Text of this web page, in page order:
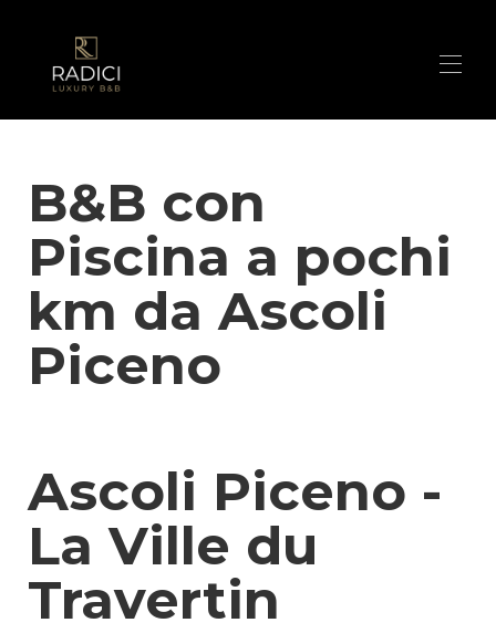
Suites
Nos Contacts
Prestations de service
Galerie
Dans les environs du Radici Luxury B&B
Les secrets de notre bosquet
Promo
B&B con
Piscina a pochi
km da Ascoli
Piceno
Ascoli Piceno -
La Ville du
Travertin